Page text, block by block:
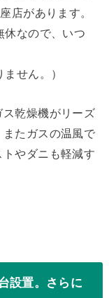
店があります。
休なので、いつ
せん。）
乾燥機がリーズ
たガスの温風で
やダニも軽減す
設置。さらに